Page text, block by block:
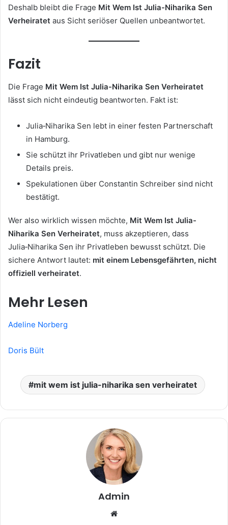
Deshalb bleibt die Frage Mit Wem Ist Julia-Niharika Sen
Verheiratet aus Sicht seriöser Quellen unbeantwortet.
Fazit
Die Frage Mit Wem Ist Julia-Niharika Sen Verheiratet
lässt sich nicht eindeutig beantworten. Fakt ist:
Julia‑Niharika Sen lebt in einer festen Partnerschaft
in Hamburg.
Sie schützt ihr Privatleben und gibt nur wenige
Details preis.
Spekulationen über Constantin Schreiber sind nicht
bestätigt.
Wer also wirklich wissen möchte, Mit Wem Ist Julia-
Niharika Sen Verheiratet, muss akzeptieren, dass
Julia‑Niharika Sen ihr Privatleben bewusst schützt. Die
sichere Antwort lautet: mit einem Lebensgefährten, nicht
offiziell verheiratet.
Mehr Lesen
Adeline Norberg
Doris Bült
mit wem ist julia-niharika sen verheiratet
Admin